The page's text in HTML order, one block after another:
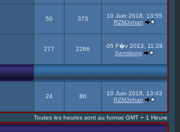
50 373
10 Juin 2018, 13:55
RZMJohan
277 2266
05 F�v 2013, 11:28
Xenoborg
24 86
10 Juin 2018, 13:43
RZMJohan
Toutes les heures sont au format GMT + 1 Heure